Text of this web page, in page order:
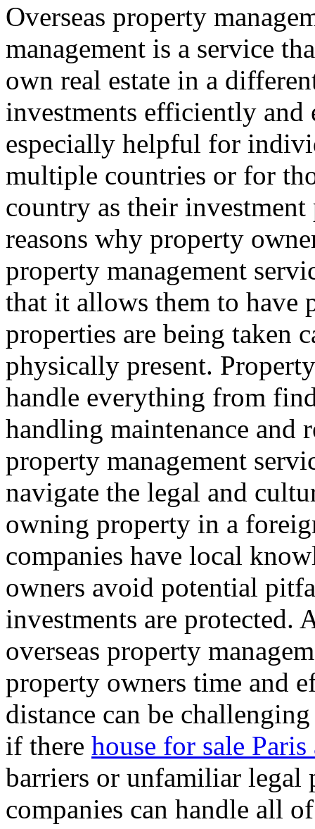
Overseas property
management is a service
own real estate in a
investments efficiently
especially helpful for
multiple countries or for
country as their investment
reasons why property
property management
that it allows them to have
properties are being taken
physically present.
handle everything from
handling maintenance and
property management
navigate the legal and
owning property in a
companies have local
owners avoid potential
investments are protected.
overseas property
property owners time and
distance can be
if there house for sale
barriers or unfamiliar legal
companies can handle all